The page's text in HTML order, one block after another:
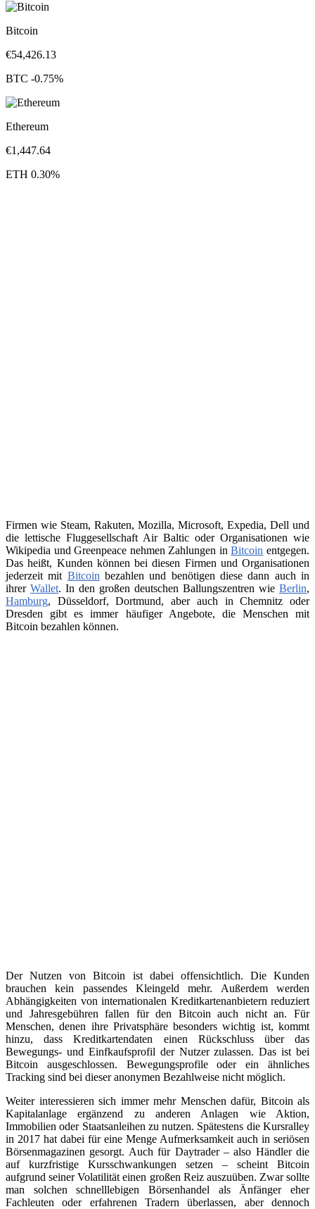
Bitcoin
€54,426.13
BTC -0.75%
Ethereum
€1,447.64
ETH 0.30%
Firmen wie Steam, Rakuten, Mozilla, Microsoft, Expedia, Dell und
die lettische Fluggesellschaft Air Baltic oder Organisationen wie
Wikipedia und Greenpeace nehmen Zahlungen inBitcoin entgegen.
Das heißt, Kunden können bei diesen Firmen und Organisationen
jederzeit mit Bitcoin bezahlen und benötigen diese dann auch in
ihrer Wallet. In den großen deutschen Ballungszentren wie Berlin,
Hamburg, Düsseldorf, Dortmund, aber auch in Chemnitz oder
Dresden gibt es immer häufiger Angebote, die Menschen mit
Bitcoin bezahlen können.
Der Nutzen von Bitcoin ist dabei offensichtlich. Die Kunden
brauchen kein passendes Kleingeld mehr. Außerdem werden
Abhängigkeiten von internationalen Kreditkartenanbietern reduziert
und Jahresgebühren fallen für den Bitcoin auch nicht an. Für
Menschen, denen ihre Privatsphäre besonders wichtig ist, kommt
hinzu, dass Kreditkartendaten einen Rückschluss über das
Bewegungs- und Einfkaufsprofil der Nutzer zulassen. Das ist bei
Bitcoin ausgeschlossen. Bewegungsprofile oder ein ähnliches
Tracking sind bei dieser anonymen Bezahlweise nicht möglich.
Weiter interessieren sich immer mehr Menschen dafür, Bitcoin als
Kapitalanlage ergänzend zu anderen Anlagen wie Aktion,
Immobilien oder Staatsanleihen zu nutzen. Spätestens die Kursralley
in 2017 hat dabei für eine Menge Aufmerksamkeit auch in seriösen
Börsenmagazinen gesorgt. Auch für Daytrader – also Händler die
auf kurzfristige Kursschwankungen setzen – scheint Bitcoin
aufgrund seiner Volatilität einen großen Reiz auszuüben. Zwar sollte
man solchen schnelllebigen Börsenhandel als Änfänger eher
Fachleuten oder erfahrenen Tradern überlassen, aber dennoch